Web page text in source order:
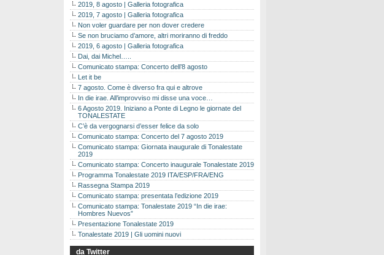
2019, 8 agosto | Galleria fotografica
2019, 7 agosto | Galleria fotografica
Non voler guardare per non dover credere
Se non bruciamo d’amore, altri moriranno di freddo
2019, 6 agosto | Galleria fotografica
Dai, dai Michel…..
Comunicato stampa: Concerto dell’8 agosto
Let it be
7 agosto. Come è diverso fra qui e altrove
In die irae. All’improvviso mi disse una voce…
6 Agosto 2019. Iniziano a Ponte di Legno le giornate del
TONALESTATE
C’è da vergognarsi d’esser felice da solo
Comunicato stampa: Concerto del 7 agosto 2019
Comunicato stampa: Giornata inaugurale di Tonalestate
2019
Comunicato stampa: Concerto inaugurale Tonalestate 2019
Programma Tonalestate 2019 ITA/ESP/FRA/ENG
Rassegna Stampa 2019
Comunicato stampa: presentata l’edizione 2019
Comunicato stampa: Tonalestate 2019 “In die irae:
Hombres Nuevos”
Presentazione Tonalestate 2019
Tonalestate 2019 | Gli uomini nuovi
da Twitter